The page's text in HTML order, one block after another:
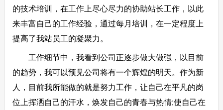
的技术培训，在工作上尽心尽力的协助站长工作，以此
来丰富自己的工作经验，通过每月培训，在一定程度上
提高了我站员工的凝聚力。
工作细节中，我看到公司正逐步做大做强，以目前
的趋势，我可以预见公司将有一个辉煌的明天。作为新
人，目前我所能做的就是努力工作，让自己在平凡的岗
位上挥洒自己的汗水，焕发自己的青春与热情;使自己在